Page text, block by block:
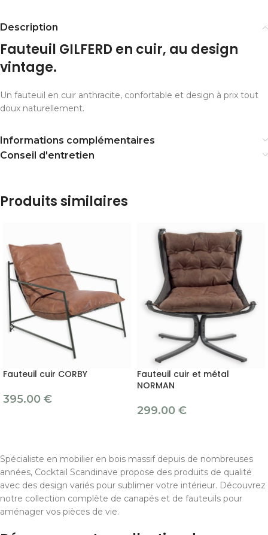
Description
Fauteuil GILFERD en cuir, au design
vintage.
Un fauteuil en cuir anthracite, confortable et design à prix tout
doux naturellement.
Informations complémentaires
Conseil d'entretien
Produits similaires
Fauteuil cuir CORBY
395.00 €
Fauteuil cuir et métal
NORMAN
299.00 €
Spécialiste en mobilier en bois massif depuis de nombreuses
années, Cocktail Scandinave propose des produits de qualité
avec des design variés pour sublimer votre intérieur. Découvrez
notre collection complète de canapés et de fauteuils pour
aménager vos pièces de vie.